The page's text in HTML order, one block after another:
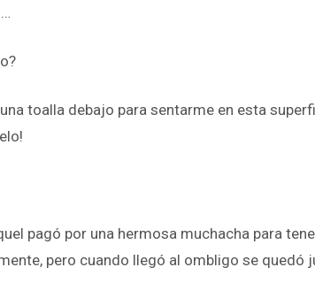
toalla debajo para sentarme en esta
pagó por una hermosa muchacha para
pero cuando llegó al ombligo se